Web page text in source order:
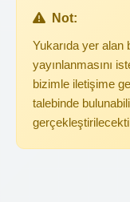
Not:
Yukarıda yer
yayınlanmasını
bizimle iletişime
talebinde